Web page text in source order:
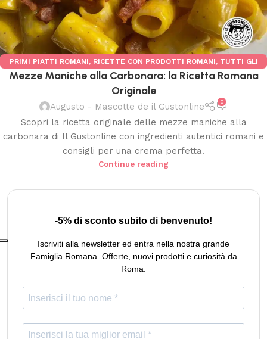
PRIMI PIATTI ROMANI, RICETTE CON PRODOTTI ROMANI, TUTTI GLI
ARTICOLI
Mezze Maniche alla Carbonara: la Ricetta Romana
Originale
Augusto - Mascotte de il Gustonline 0
Scopri la ricetta originale delle mezze maniche alla
carbonara di Il Gustonline con ingredienti autentici romani e
consigli per una crema perfetta.
Continue reading
-5% di sconto subito di benvenuto!
Iscriviti alla newsletter ed entra nella nostra grande
Famiglia Romana. Offerte, nuovi prodotti e curiosità da
Roma.